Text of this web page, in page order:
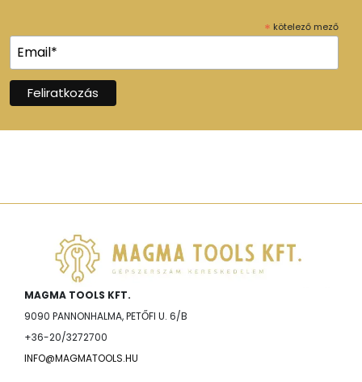
* kötelező mező
MAGMA TOOLS KFT.
9090 PANNONHALMA, PETŐFI U. 6/B
+36-20/3272700
INFO@MAGMATOOLS.HU